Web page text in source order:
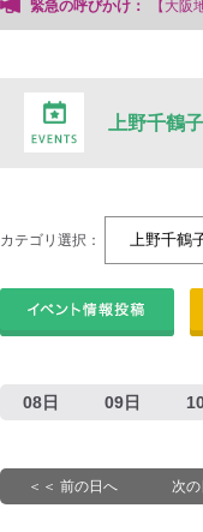
緊急の呼びかけ：
【大阪地検検事正による
上野千鶴
カテゴリ選択：
08日 09日
＜＜ 前の日へ 次の